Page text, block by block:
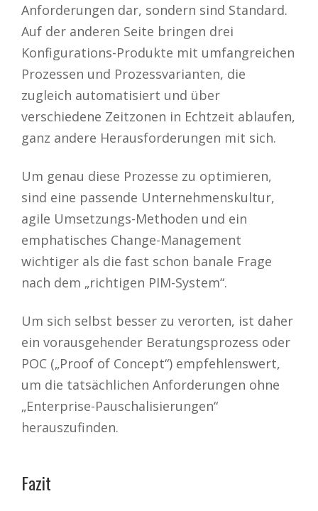
Anforderungen dar, sondern sind Standard.
Auf der anderen Seite bringen drei
Konfigurations-Produkte mit umfangreichen
Prozessen und Prozessvarianten, die
zugleich automatisiert und über
verschiedene Zeitzonen in Echtzeit ablaufen,
ganz andere Herausforderungen mit sich.
Um genau diese Prozesse zu optimieren,
sind eine passende Unternehmenskultur,
agile Umsetzungs-Methoden und ein
emphatisches Change-Management
wichtiger als die fast schon banale Frage
nach dem „richtigen PIM-System“.
Um sich selbst besser zu verorten, ist daher
ein vorausgehender Beratungsprozess oder
POC („Proof of Concept“) empfehlenswert,
um die tatsächlichen Anforderungen ohne
„Enterprise-Pauschalisierungen“
herauszufinden.
Fazit